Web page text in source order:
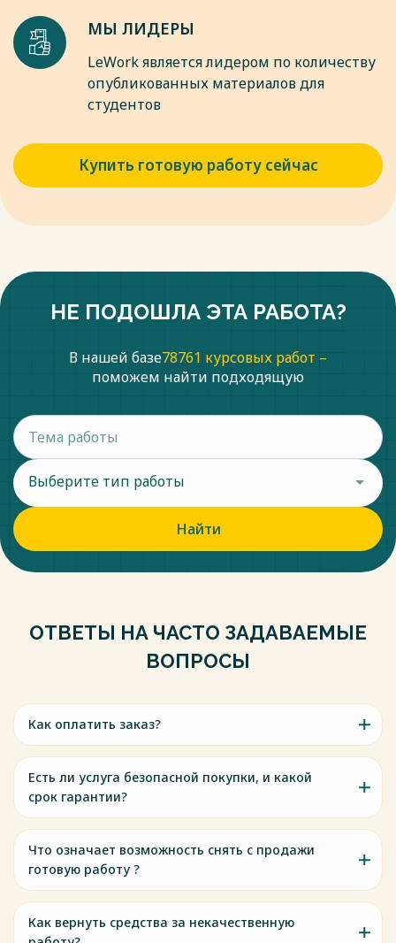
МЫ ЛИДЕРЫ
LeWork является лидером по количеству
опубликованных материалов для
студентов
Купить готовую работу сейчас
НЕ ПОДОШЛА ЭТА РАБОТА?
В нашей базе78761 курсовых работ –
поможем найти подходящую
Выберите тип работы
Найти
ОТВЕТЫ НА ЧАСТО ЗАДАВАЕМЫЕ
ВОПРОСЫ
Как оплатить заказ?
Есть ли услуга безопасной покупки, и какой
срок гарантии?
Что означает возможность снять с продажи
готовую работу ?
Как вернуть средства за некачественную